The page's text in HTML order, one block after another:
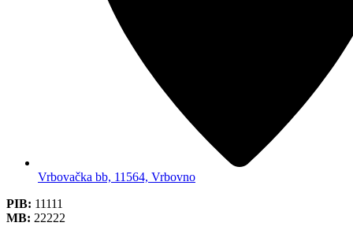
Vrbovačka bb, 11564, Vrbovno
PIB: 11111
MB: 22222